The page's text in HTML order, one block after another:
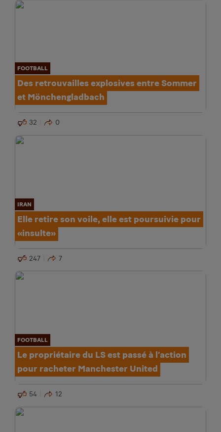
FOOTBALL
Des retrouvailles explosives entre Sommer
et Mönchengladbach
32 0
IRAN
Elle retire son voile, elle est poursuivie pour
«insulte»
247 7
FOOTBALL
Le propriétaire du LS est passé à l’action
pour racheter Manchester United
54 12